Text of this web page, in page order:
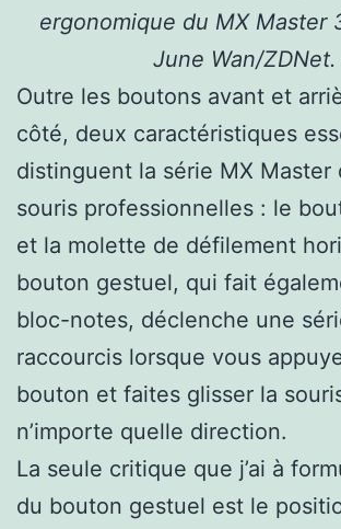
ergonomique du MX Master
June Wan/ZDNet.
Outre les boutons avant et
côté, deux caractéristiques
distinguent la série MX Master
souris professionnelles : le
et la molette de défilement
bouton gestuel, qui fait
bloc-notes, déclenche une
raccourcis lorsque vous
bouton et faites glisser la
n’importe quelle direction.
La seule critique que j’ai à
du bouton gestuel est le